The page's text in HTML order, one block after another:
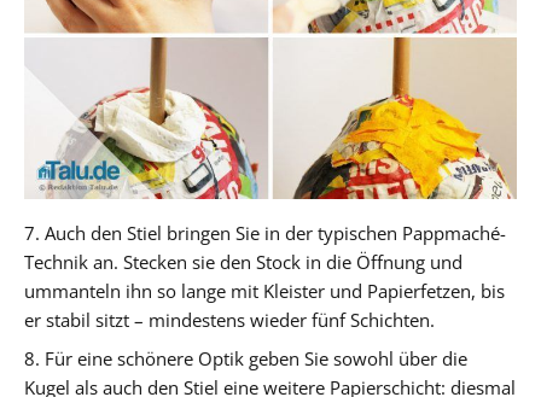
7. Auch den Stiel bringen Sie in der typischen Pappmaché-
Technik an. Stecken sie den Stock in die Öffnung und
ummanteln ihn so lange mit Kleister und Papierfetzen, bis
er stabil sitzt – mindestens wieder fünf Schichten.
8. Für eine schönere Optik geben Sie sowohl über die
Kugel als auch den Stiel eine weitere Papierschicht: diesmal